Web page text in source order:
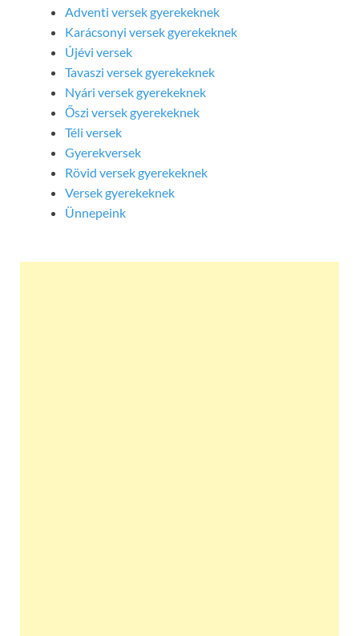
Adventi versek gyerekeknek
Karácsonyi versek gyerekeknek
Újévi versek
Tavaszi versek gyerekeknek
Nyári versek gyerekeknek
Őszi versek gyerekeknek
Téli versek
Gyerekversek
Rövid versek gyerekeknek
Versek gyerekeknek
Ünnepeink